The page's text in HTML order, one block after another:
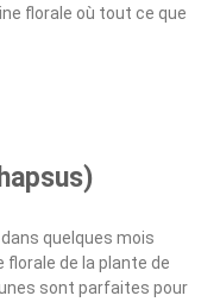
florale où tout ce que
quelques mois
florale de la plante de
sont parfaites pour